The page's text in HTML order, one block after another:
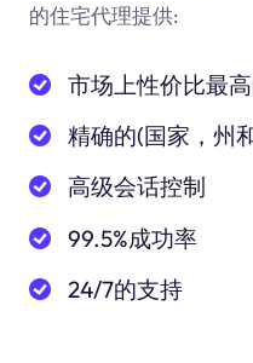
的住宅代理提供:
市场上性价比最
精确的(国家，州
高级会话控制
99.5%成功率
24/7的支持